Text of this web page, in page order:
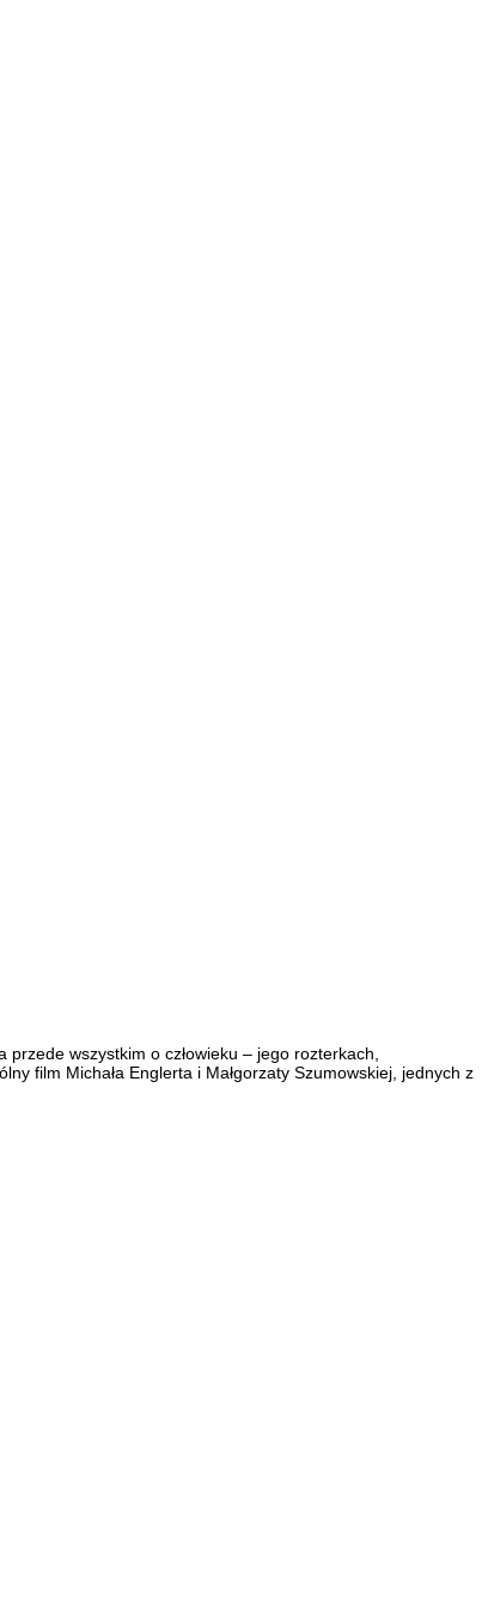
wszystkim o człowieku – jego rozterkach,
film Michała Englerta i Małgorzaty Szumowskiej, jednych z